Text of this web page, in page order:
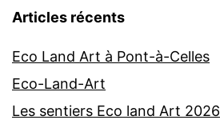
Articles récents
Eco Land Art à Pont-à-Celles
Eco-Land-Art
Les sentiers Eco land Art 2026